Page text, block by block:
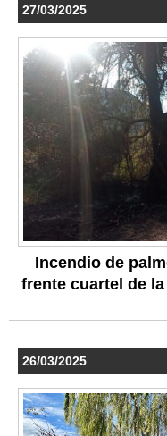
27/03/2025
Incendio de
frente cuartel de
26/03/2025